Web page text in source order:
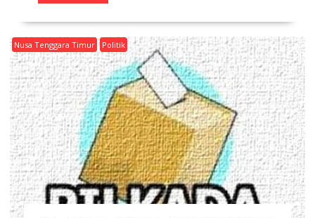
Nusa Tenggara Timur Politik